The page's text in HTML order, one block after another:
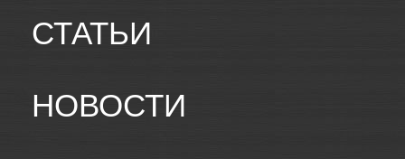
СТАТЬИ
НОВОСТИ